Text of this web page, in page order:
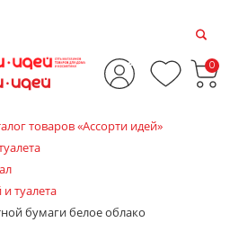
0
товаров «‎Ассорти идей»‎
туалета
бумаги белое облако